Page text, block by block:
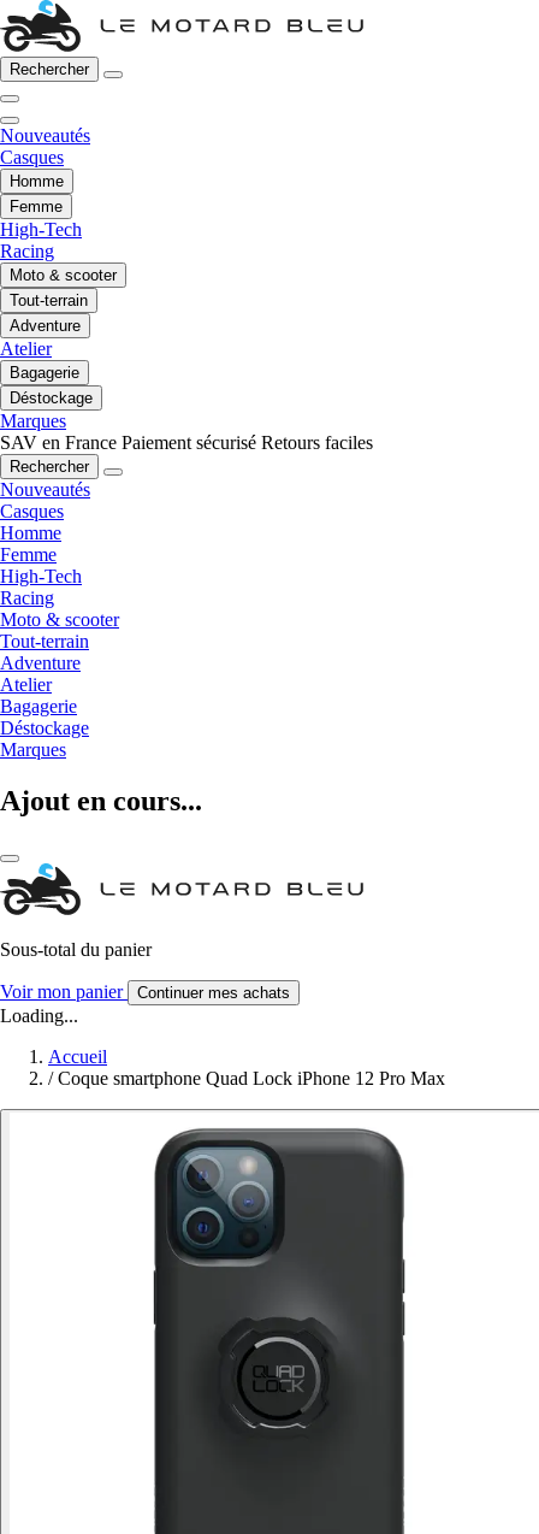
Rechercher
Nouveautés
Casques
Homme
Femme
High-Tech
Racing
Moto & scooter
Tout-terrain
Adventure
Atelier
Bagagerie
Déstockage
Marques
SAV en France Paiement sécurisé Retours faciles
Rechercher
Nouveautés
Casques
Homme
Femme
High-Tech
Racing
Moto & scooter
Tout-terrain
Adventure
Atelier
Bagagerie
Déstockage
Marques
Ajout en cours...
Sous-total du panier
Voir mon panier Continuer mes achats
Loading...
Accueil
/ Coque smartphone Quad Lock iPhone 12 Pro Max